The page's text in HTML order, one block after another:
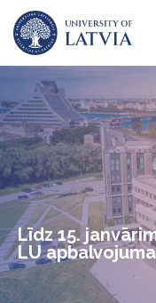
Līdz 15.
LU